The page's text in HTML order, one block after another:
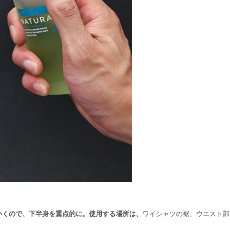
ので、下半身を重点的に。使用する場所は、 ワイシャツの裾、ウエスト部